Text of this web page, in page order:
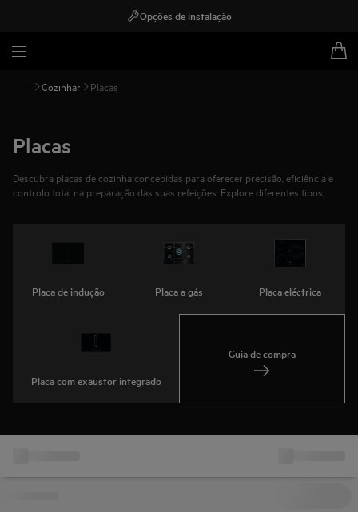
Opções de instalação
Cozinhar Placas
Placas
Descubra placas de cozinha concebidas para oferecer precisão, eficiência e
controlo total na preparação das suas refeições. Explore diferentes tipos,
Placa de indução Placa a gás Placa eléctrica
Placa com exaustor integrado
Guia de compra